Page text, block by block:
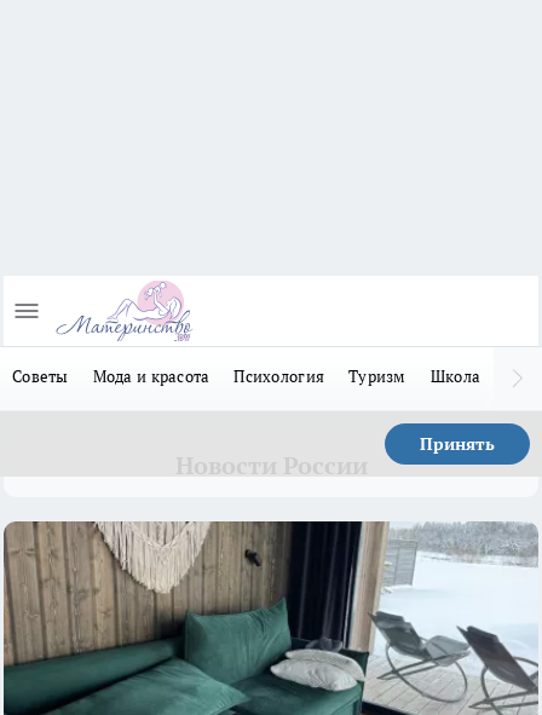
Советы Мода и красота Психология Туризм Школа
Принять